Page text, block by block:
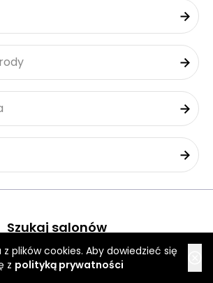
plików cookies. Aby dowiedzieć się
z polityką prywatności
Szukaj salonów
Rzeszów